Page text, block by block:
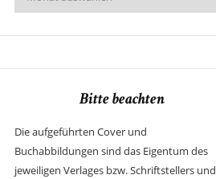
Bitte beachten
Die aufgeführten Cover und
Buchabbildungen sind das Eigentum des
jeweiligen Verlages bzw. Schriftstellers und